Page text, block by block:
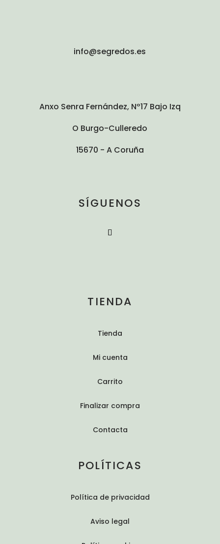
info@segredos.es
Anxo Senra Fernández, Nº17 Bajo Izq
O Burgo-Culleredo
15670 - A Coruña
SÍGUENOS
TIENDA
Tienda
Mi cuenta
Carrito
Finalizar compra
Contacta
POLÍTICAS
Política de privacidad
Aviso legal